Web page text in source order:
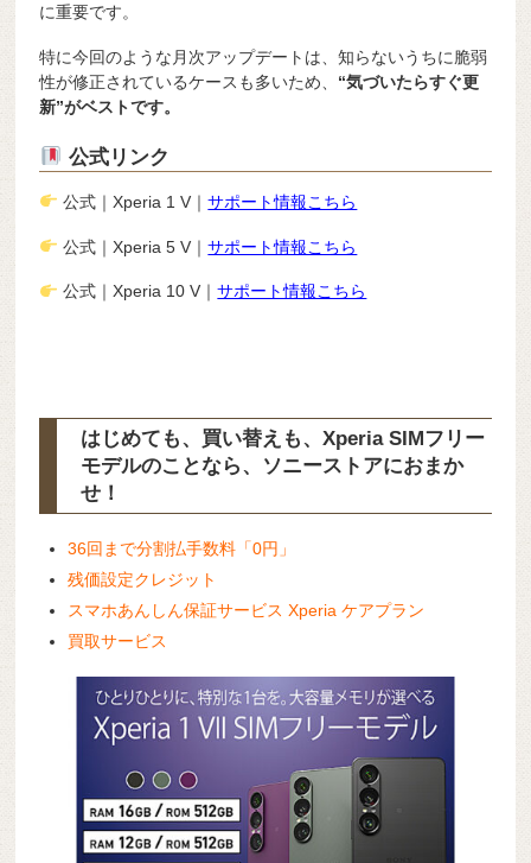
に重要です。
特に今回のような月次アップデートは、知らないうちに脆弱
性が修正されているケースも多いため、 “気づいたらすぐ更
新”がベストです。
公式リンク
公式｜Xperia 1 V｜サポート情報こちら
公式｜Xperia 5 V｜サポート情報こちら
公式｜Xperia 10 V｜サポート情報こちら
はじめても、買い替えも、Xperia SIMフリー
モデルのことなら、ソニーストアにおまか
せ！
36回まで分割払手数料「0円」
残価設定クレジット
スマホあんしん保証サービス Xperia ケアプラン
買取サービス